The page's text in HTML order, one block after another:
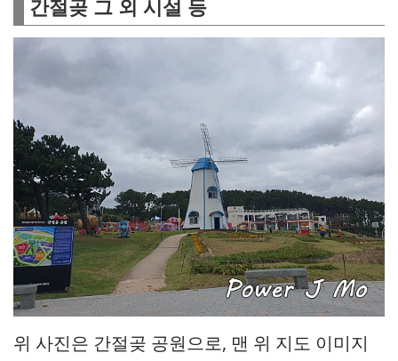
간절곶 그 외 시설 등
위 사진은 간절곶 공원으로, 맨 위 지도 이미지